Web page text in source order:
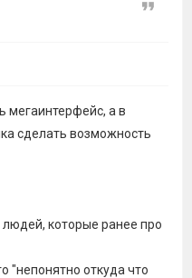
Цитата
мегаинтерфейс, а в
сделать возможность
которые ранее про
"непонятно откуда что